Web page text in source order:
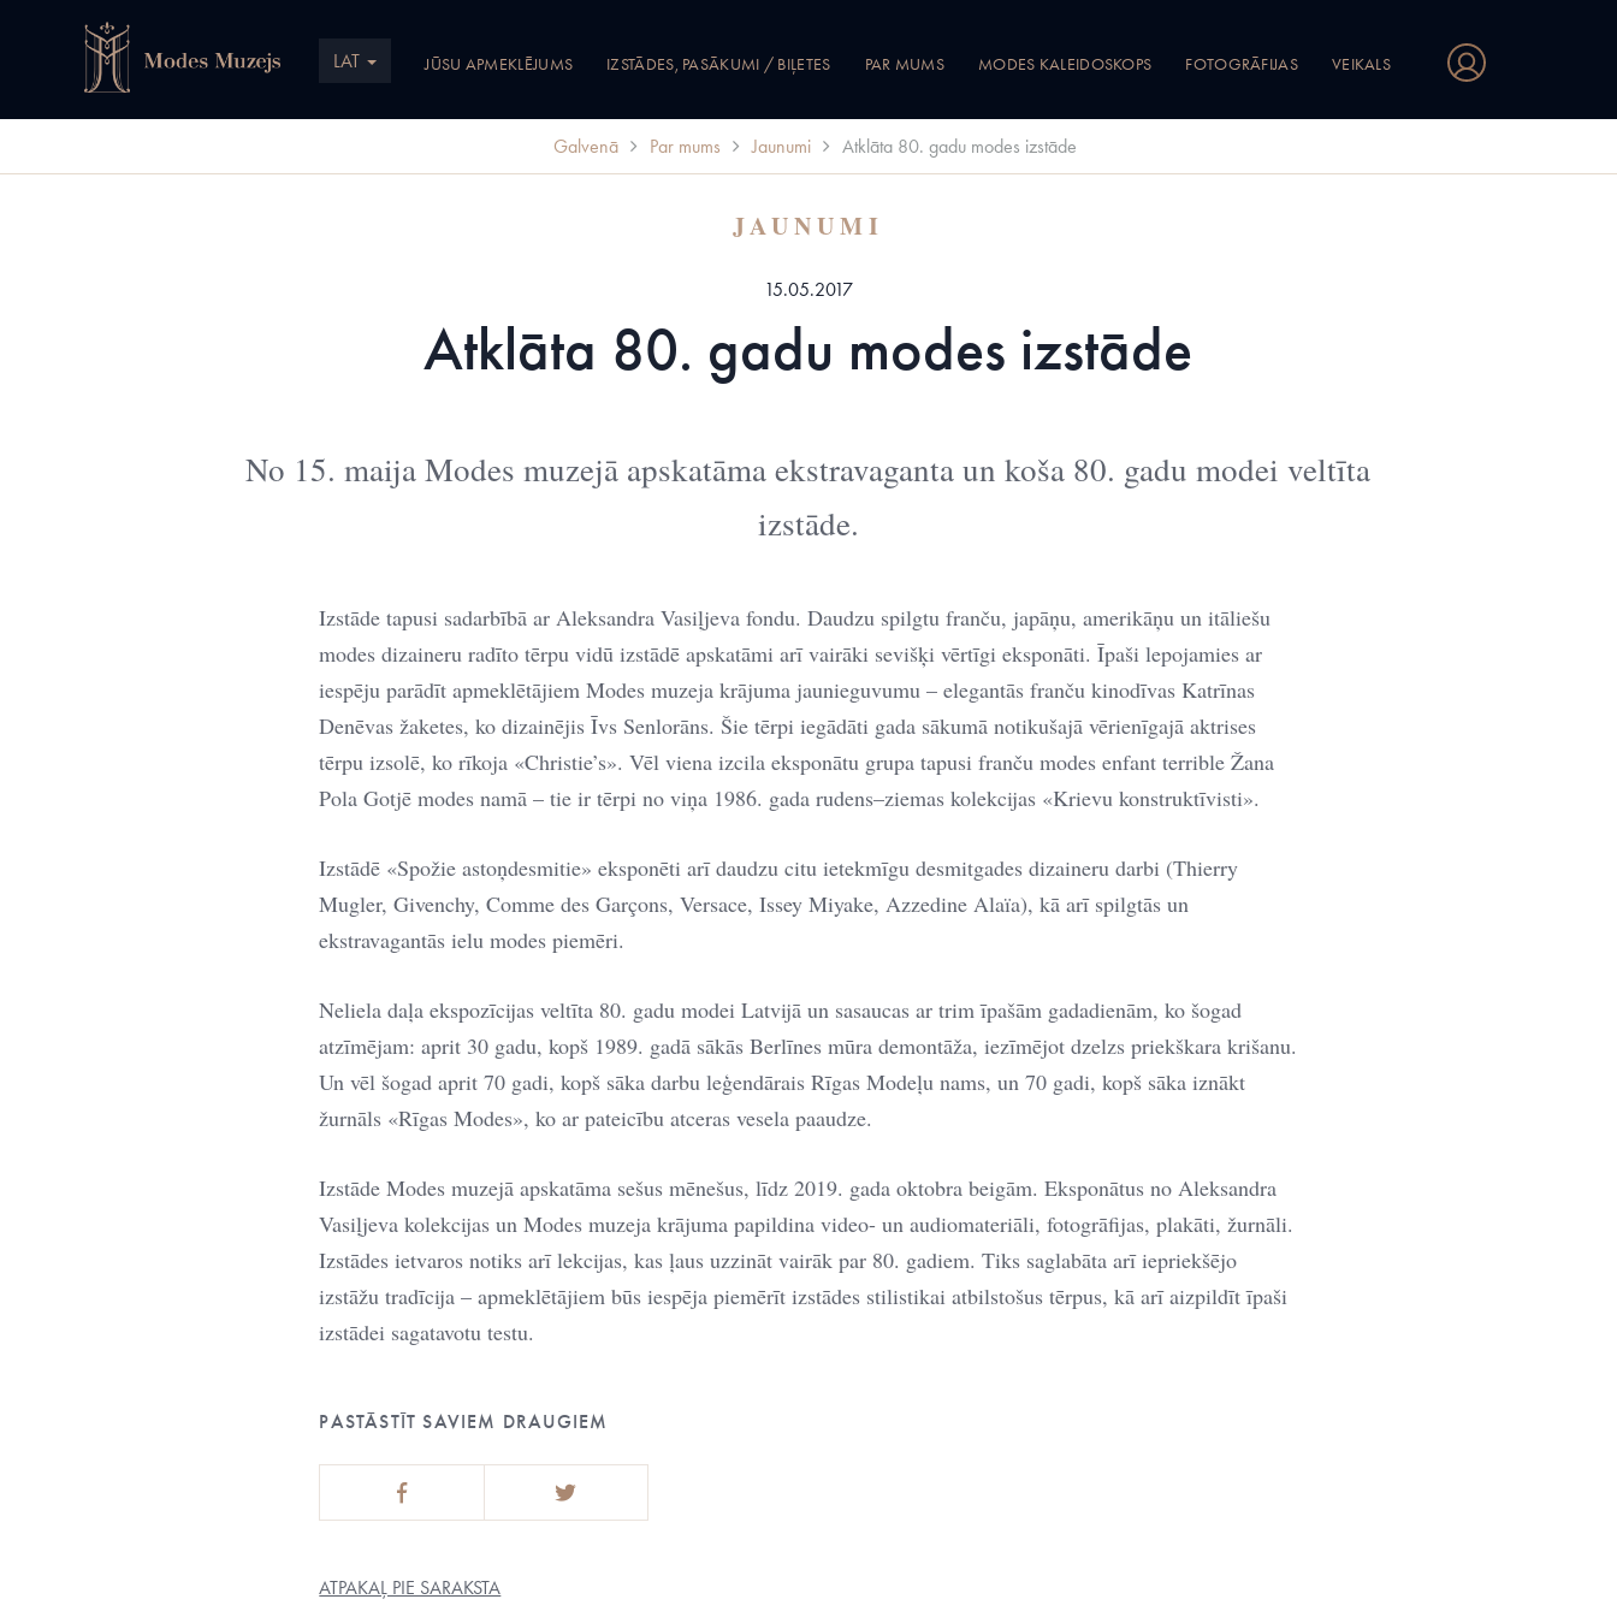
LAT JŪSU APMEKLĒJUMS IZSTĀDES, PASĀKUMI / BIĻETES PAR MUMS MODES KALEIDOSKOPS FOTOGRĀFIJAS VEIKALS
Galvenā Par mums Jaunumi Atklāta 80. gadu modes izstāde
JAUNUMI
15.05.2017
Atklāta 80. gadu modes izstāde
No 15. maija Modes muzejā apskatāma ekstravaganta un koša 80. gadu modei veltīta
izstāde.
Izstāde tapusi sadarbībā ar Aleksandra Vasiļjeva fondu. Daudzu spilgtu franču, japāņu, amerikāņu un itāliešu
modes dizaineru radīto tērpu vidū izstādē apskatāmi arī vairāki sevišķi vērtīgi eksponāti. Īpaši lepojamies ar
iespēju parādīt apmeklētājiem Modes muzeja krājuma jaunieguvumu – elegantās franču kinodīvas Katrīnas
Denēvas žaketes, ko dizainējis Īvs Senlorāns. Šie tērpi iegādāti gada sākumā notikušajā vērienīgajā aktrises
tērpu izsolē, ko rīkoja «Christie’s». Vēl viena izcila eksponātu grupa tapusi franču modes enfant terrible Žana
Pola Gotjē modes namā – tie ir tērpi no viņa 1986. gada rudens–ziemas kolekcijas «Krievu konstruktīvisti».
Izstādē «Spožie astoņdesmitie» eksponēti arī daudzu citu ietekmīgu desmitgades dizaineru darbi (Thierry
Mugler, Givenchy, Comme des Garçons, Versace, Issey Miyake, Azzedine Alaïa), kā arī spilgtās un
ekstravagantās ielu modes piemēri.
Neliela daļa ekspozīcijas veltīta 80. gadu modei Latvijā un sasaucas ar trim īpašām gadadienām, ko šogad
atzīmējam: aprit 30 gadu, kopš 1989. gadā sākās Berlīnes mūra demontāža, iezīmējot dzelzs priekškara krišanu.
Un vēl šogad aprit 70 gadi, kopš sāka darbu leģendārais Rīgas Modeļu nams, un 70 gadi, kopš sāka iznākt
žurnāls «Rīgas Modes», ko ar pateicību atceras vesela paaudze.
Izstāde Modes muzejā apskatāma sešus mēnešus, līdz 2019. gada oktobra beigām. Eksponātus no Aleksandra
Vasiļjeva kolekcijas un Modes muzeja krājuma papildina video- un audiomateriāli, fotogrāfijas, plakāti, žurnāli.
Izstādes ietvaros notiks arī lekcijas, kas ļaus uzzināt vairāk par 80. gadiem. Tiks saglabāta arī iepriekšējo
izstāžu tradīcija – apmeklētājiem būs iespēja piemērīt izstādes stilistikai atbilstošus tērpus, kā arī aizpildīt īpaši
izstādei sagatavotu testu.
PASTĀSTĪT SAVIEM DRAUGIEM
ATPAKAĻ PIE SARAKSTA